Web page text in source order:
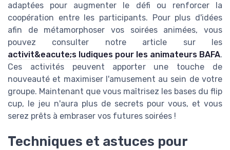
adaptées pour augmenter le défi ou renforcer la
coopération entre les participants. Pour plus d'idées
afin de métamorphoser vos soirées animées, vous
pouvez consulter notre article sur les
activit&eacute;s ludiques pour les animateurs BAFA.
Ces activités peuvent apporter une touche de
nouveauté et maximiser l'amusement au sein de votre
groupe. Maintenant que vous maîtrisez les bases du flip
cup, le jeu n'aura plus de secrets pour vous, et vous
serez prêts à embraser vos futures soirées !
Techniques et astuces pour